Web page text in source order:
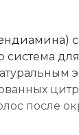
после